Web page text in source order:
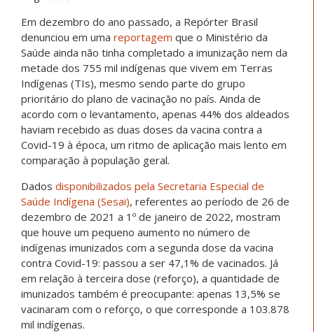
Em dezembro do ano passado, a Repórter Brasil
denunciou em uma reportagem que o Ministério da
Saúde ainda não tinha completado a imunização nem da
metade dos 755 mil indígenas que vivem em Terras
Indígenas (TIs), mesmo sendo parte do grupo
prioritário do plano de vacinação no país. Ainda de
acordo com o levantamento, apenas 44% dos aldeados
haviam recebido as duas doses da vacina contra a
Covid-19 à época, um ritmo de aplicação mais lento em
comparação à população geral.
Dados disponibilizados pela Secretaria Especial de
Saúde Indígena (Sesai), referentes ao período de 26 de
dezembro de 2021 a 1º de janeiro de 2022, mostram
que houve um pequeno aumento no número de
indígenas imunizados com a segunda dose da vacina
contra Covid-19: passou a ser 47,1% de vacinados. Já
em relação à terceira dose (reforço), a quantidade de
imunizados também é preocupante: apenas 13,5% se
vacinaram com o reforço, o que corresponde a 103.878
mil indígenas.